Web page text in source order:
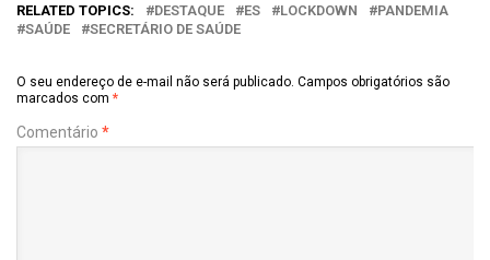
RELATED TOPICS: DESTAQUE ES LOCKDOWN
PANDEMIA
SAÚDE
SECRETÁRIO DE SAÚDE
O seu endereço de e-mail não será publicado. Campos obrigatórios são
marcados com *
Comentário *